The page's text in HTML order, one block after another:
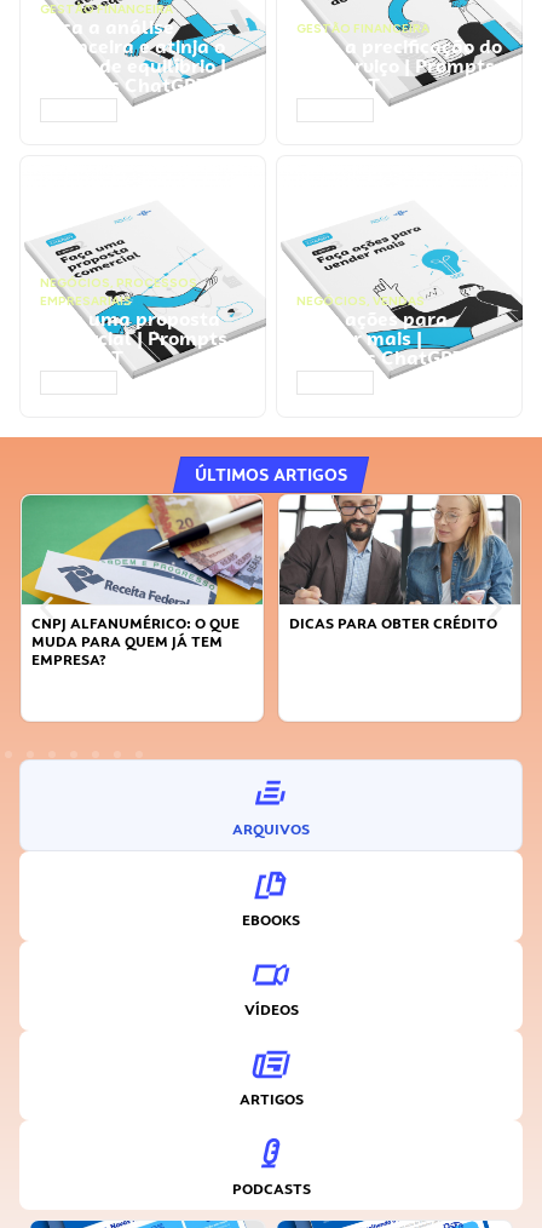
GESTÃO FINANCEIRA
Faça a análise
financeira e atinja o
ponto de equilíbrio |
Prompts ChatGPT
GESTÃO FINANCEIRA
Faça a precificação do
seu serviço | Prompts
ChatGPT
NEGÓCIOS, PROCESSOS
EMPRESARIAIS
Faça uma proposta
comercial | Prompts
ChatGPT
NEGÓCIOS, VENDAS
Faça ações para
vender mais |
Prompts ChatGPT
ÚLTIMOS ARTIGOS
CNPJ ALFANUMÉRICO: O QUE
MUDA PARA QUEM JÁ TEM
EMPRESA?
DICAS PARA OBTER CRÉDITO
ARQUIVOS
EBOOKS
VÍDEOS
ARTIGOS
PODCASTS